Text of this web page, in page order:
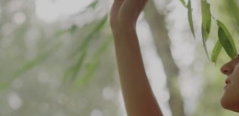
Play